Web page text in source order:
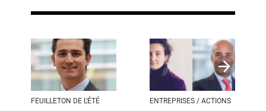
FEUILLETON DE L'ÉTÉ ENTREPRISES / ACTIONS